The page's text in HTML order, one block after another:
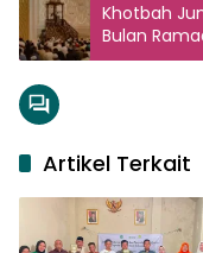
Khotbah
Bulan
Artikel Terkait